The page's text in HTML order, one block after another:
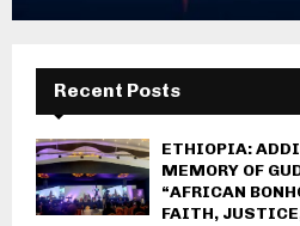
Recent Posts
ETHIOPIA:
MEMORY OF
“AFRICAN
FAITH,